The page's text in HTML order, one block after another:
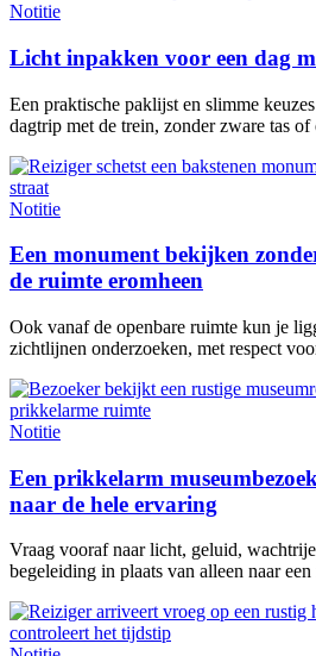
Notitie
Licht inpakken voor een dag
Een praktische paklijst en slimme
dagtrip met de trein, zonder zware tas
Notitie
Een monument bekijken
de ruimte eromheen
Ook vanaf de openbare ruimte kun je
zichtlijnen onderzoeken, met respect
Notitie
Een prikkelarm
naar de hele ervaring
Vraag vooraf naar licht, geluid,
begeleiding in plaats van alleen naar